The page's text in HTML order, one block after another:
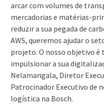
arcar com volumes de
mercadorias e matérias-
reduzir a sua pegada de
AWS, queremos ajudar o
projeto. O nosso objetivo é
impulsionar a sua
Nelamangala, Diretor
Patrocinador Executivo de
logística na Bosch.